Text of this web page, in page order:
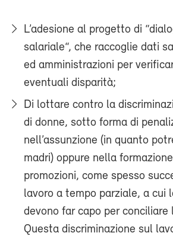
L’adesione al progetto di
salariale“, che raccoglie dati
ed amministrazioni per
eventuali disparità;
Di lottare contro la
di donne, sotto forma di
nell’assunzione (in quanto
madri) oppure nella
promozioni, come spesso
lavoro a tempo parziale, a cui
devono far capo per conciliare
Questa discriminazione sul